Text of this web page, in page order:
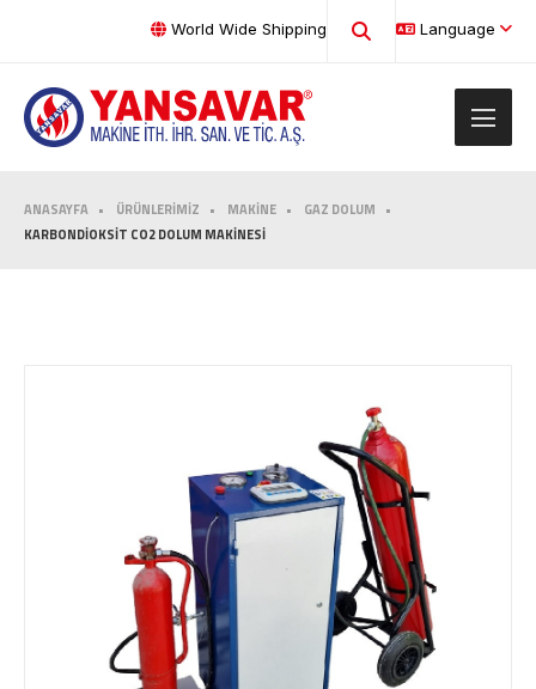
World Wide Shipping Language
ANASAYFA ÜRÜNLERİMİZ MAKİNE
GAZ DOLUM
KARBONDİOKSİT CO2 DOLUM MAKİNESİ